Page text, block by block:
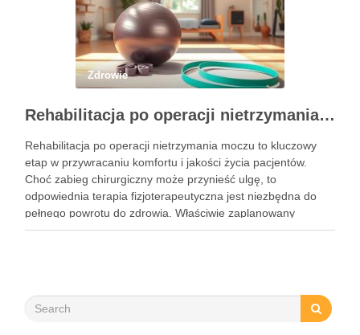
Zdrowie
Rehabilitacja po operacji nietrzymania moczu – kluczowe informacje i ćwiczenia
Rehabilitacja po operacji nietrzymania moczu to kluczowy
etap w przywracaniu komfortu i jakości życia pacjentów.
Choć zabieg chirurgiczny może przynieść ulgę, to
odpowiednia terapia fizjoterapeutyczna jest niezbędna do
pełnego powrotu do zdrowia. Właściwie zaplanowany
program rehabilitacji, obejmujący intensywne ćwiczenia oraz